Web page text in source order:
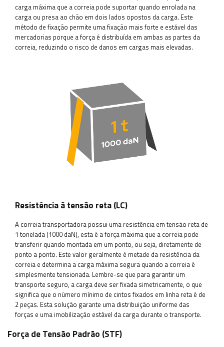
carga máxima que a correia pode suportar quando enrolada na
carga ou presa ao chão em dois lados opostos da carga. Este
método de fixação permite uma fixação mais forte e estável das
mercadorias porque a força é distribuída em ambas as partes da
correia, reduzindo o risco de danos em cargas mais elevadas.
Resistência à tensão reta (LC)
A correia transportadora possui uma resistência em tensão reta de
1 tonelada (1000 daN), esta é a força máxima que a correia pode
transferir quando montada em um ponto, ou seja, diretamente de
ponto a ponto. Este valor geralmente é metade da resistência da
correia e determina a carga máxima segura quando a correia é
simplesmente tensionada. Lembre-se que para garantir um
transporte seguro, a carga deve ser fixada simetricamente, o que
significa que o número mínimo de cintos fixados em linha reta é de
2 peças. Esta solução garante uma distribuição uniforme das
forças e uma imobilização estável da carga durante o transporte.
Força de Tensão Padrão (STF)